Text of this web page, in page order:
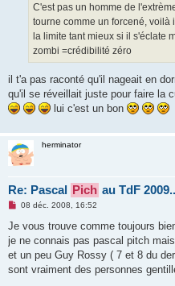
C'est pas un homme de
tourne comme un forcené, voilà
la limite tant mieux si il s'éclate
zombi =crédibilité zéro
il t'a pas raconté qu'il nageait en
qu'il se réveillait juste pour faire la
lui c'est un bon
herminator
Re: Pascal Pich au TdF 2009..
M
s
a
g
n
08 déc. 2008, 16:52
Je vous trouve comme toujours
je ne connais pas pascal pitch
et un peu Guy Rossy ( 7 et 8 du
sont vraiment des personnes